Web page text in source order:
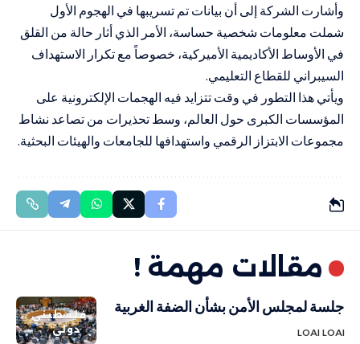
وأشارت الشركة إلى أن بيانات تم تسريبها في الهجوم الأول
شملت معلومات شخصية حساسة، الأمر الذي أثار حالة من القلق
في الأوساط الأكاديمية الأميركية، خصوصاً مع تكرار الاستهداف
السيبراني للقطاع التعليمي.
ويأتي هذا التطور في وقت تتزايد فيه الهجمات الإلكترونية على
المؤسسات الكبرى حول العالم، وسط تحذيرات من تصاعد نشاط
مجموعات الابتزاز الرقمي واستهدافها للجامعات والهيئات البحثية.
مقالات مهمة !
فلسطيني
دولي
جلسة لمجلس الأمن بشأن الضفة الغربية
LOAI LOAI